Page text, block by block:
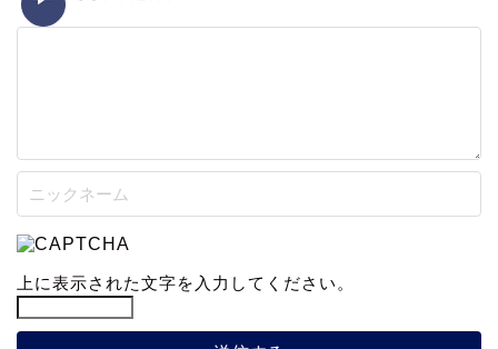
上に表示された文字を入力してください。